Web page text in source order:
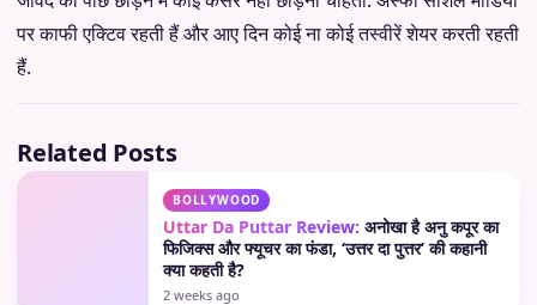
पर काफी एक्टिव रहती हैं और आए दिन कोई ना कोई तस्वीरें शेयर करती रहती
हैं.
Related Posts
BOLLYWOOD
Uttar Da Puttar Review: अनोखा है अनु कपूर का
फिजिक्स और फ्यूचर का फंडा, ‘उत्तर दा पुत्तर’ की कहानी
क्या कहती है?
2 weeks ago